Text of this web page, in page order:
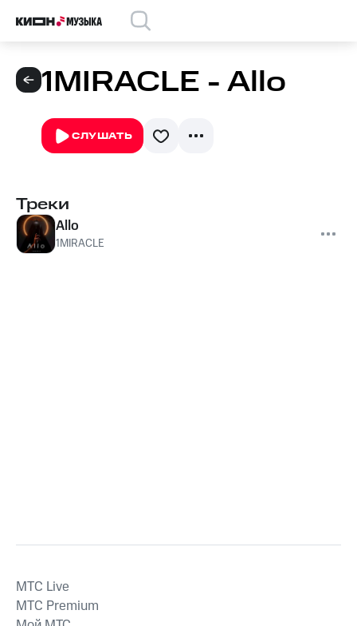
1MIRACLE - Allo
СЛУШАТЬ
Треки
Allo
1MIRACLE
MTС Live
MTС Premium